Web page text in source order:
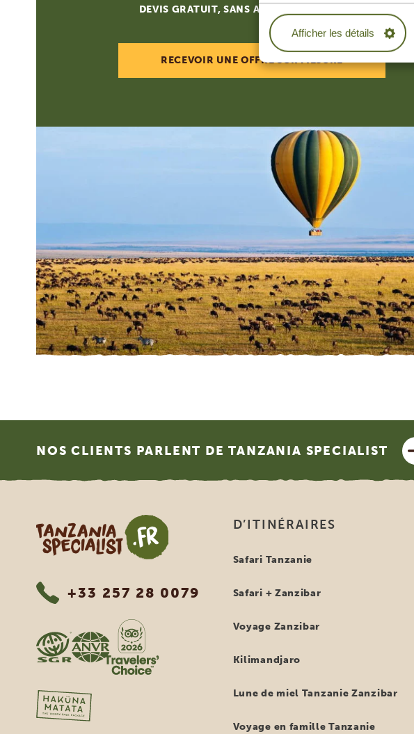
Afficher les détails
DEVIS GRATUIT, SANS AUCUNE OBLIGATION
RECEVOIR UNE OFFRE SUR MESURE
NOS CLIENTS PARLENT DE TANZANIA SPECIALIST
Tanzania Specialist
+33 257 28 0079
D’ITINÉRAIRES
Safari Tanzanie
Safari + Zanzibar
Voyage Zanzibar
Kilimandjaro
Lune de miel Tanzanie Zanzibar
Voyage en famille Tanzanie